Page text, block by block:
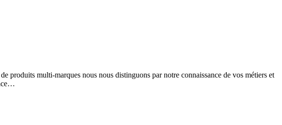
produits multi-marques nous nous distinguons par notre connaissance de vos métiers et